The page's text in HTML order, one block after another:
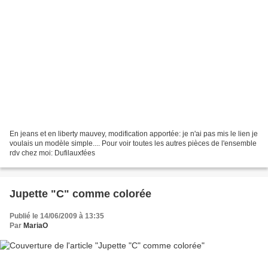
En jeans et en liberty mauvey, modification apportée: je n'ai pas mis le lien je
voulais un modèle simple.... Pour voir toutes les autres pièces de l'ensemble
rdv chez moi: Dufilauxfées
Jupette "C" comme colorée
Publié le 14/06/2009 à 13:35
Par MariaO